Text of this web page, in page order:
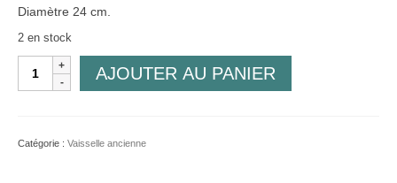
Diamètre 24 cm.
2 en stock
quantité
AJOUTER AU PANIER
Catégorie : Vaisselle ancienne